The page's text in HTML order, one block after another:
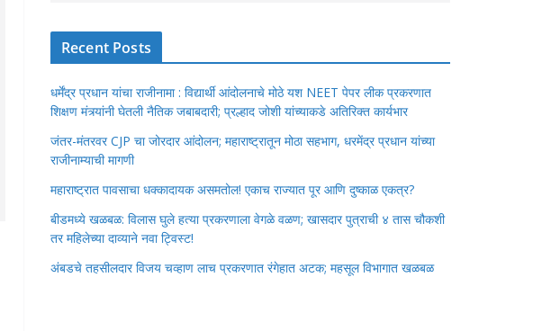
Recent Posts
धर्मेंद्र प्रधान यांचा राजीनामा : विद्यार्थी आंदोलनाचे मोठे यश NEET पेपर लीक प्रकरणात
शिक्षण मंत्र्यांनी घेतली नैतिक जबाबदारी; प्रल्हाद जोशी यांच्याकडे अतिरिक्त कार्यभार
जंतर-मंतरवर CJP चा जोरदार आंदोलन; महाराष्ट्रातून मोठा सहभाग, धरमेंद्र प्रधान यांच्या
राजीनाम्याची मागणी
महाराष्ट्रात पावसाचा धक्कादायक असमतोल! एकाच राज्यात पूर आणि दुष्काळ एकत्र?
बीडमध्ये खळबळ: विलास घुले हत्या प्रकरणाला वेगळे वळण; खासदार पुत्राची ४ तास चौकशी
तर महिलेच्या दाव्याने नवा ट्विस्ट!
अंबडचे तहसीलदार विजय चव्हाण लाच प्रकरणात रंगेहात अटक; महसूल विभागात खळबळ